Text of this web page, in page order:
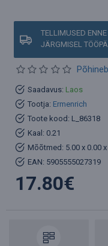
TELLIMUSED
JÄRGMISEL
Saadavus: Laos
Tootja: Ermenrich
Toote kood: L_86318
Kaal: 0.21
Mõõtmed: 5.00 x 0.00
EAN: 5905555027319
17.80€